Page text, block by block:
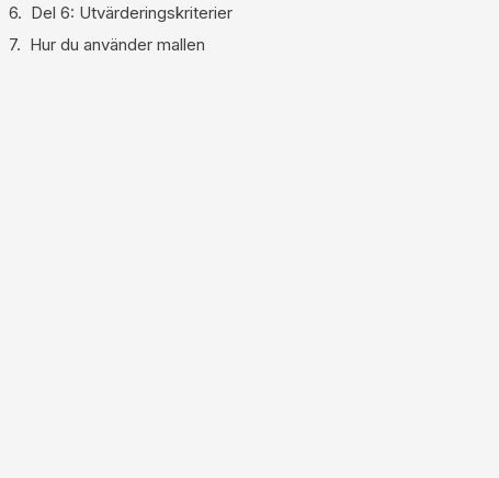
Del 6: Utvärderingskriterier
Hur du använder mallen